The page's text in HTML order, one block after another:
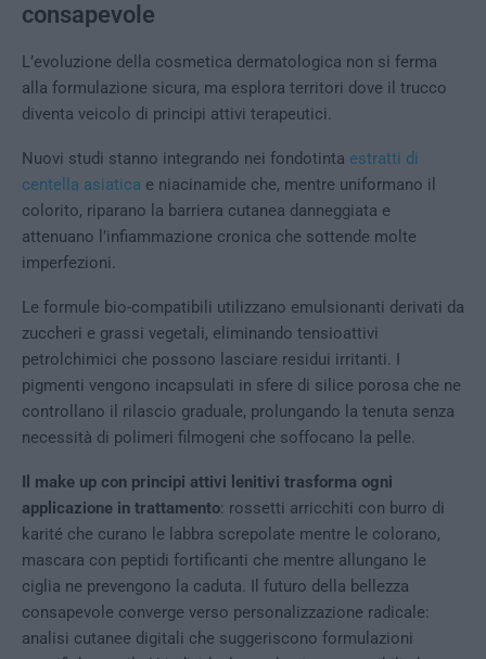
consapevole
L’evoluzione della cosmetica dermatologica non si ferma
alla formulazione sicura, ma esplora territori dove il trucco
diventa veicolo di principi attivi terapeutici.
Nuovi studi stanno integrando nei fondotinta estratti di
centella asiatica e niacinamide che, mentre uniformano il
colorito, riparano la barriera cutanea danneggiata e
attenuano l’infiammazione cronica che sottende molte
imperfezioni.
Le formule bio-compatibili utilizzano emulsionanti derivati da
zuccheri e grassi vegetali, eliminando tensioattivi
petrolchimici che possono lasciare residui irritanti. I
pigmenti vengono incapsulati in sfere di silice porosa che ne
controllano il rilascio graduale, prolungando la tenuta senza
necessità di polimeri filmogeni che soffocano la pelle.
Il make up con principi attivi lenitivi trasforma ogni
applicazione in trattamento: rossetti arricchiti con burro di
karité che curano le labbra screpolate mentre le colorano,
mascara con peptidi fortificanti che mentre allungano le
ciglia ne prevengono la caduta. Il futuro della bellezza
consapevole converge verso personalizzazione radicale:
analisi cutanee digitali che suggeriscono formulazioni